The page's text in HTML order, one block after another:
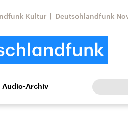
Kultur Deutschlandfunk
Europa
Audio-Archiv